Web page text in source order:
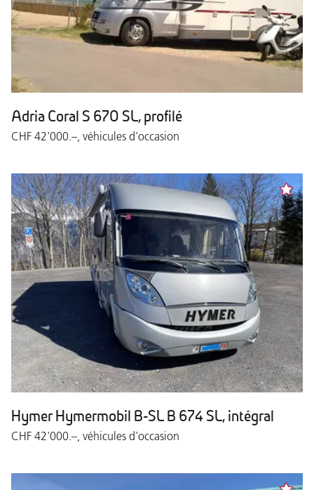
Adria Coral S 670 SL, profilé
CHF 42'000.–, véhicules d'occasion
Hymer Hymermobil B-SL B 674 SL, intégral
CHF 42'000.–, véhicules d'occasion